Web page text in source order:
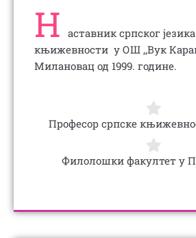
Н аставник српског
књижевности у ОШ ,,Вук
Милановац од 1999. године.
Професор српске
Филолошки факултет у